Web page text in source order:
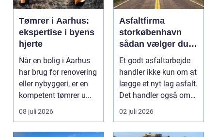
Tømrer i Aarhus:
ekspertise i byens
hjerte
Når en bolig i Aarhus
har brug for renovering
eller nybyggeri, er en
kompetent tømrer u...
08 juli 2026
Asfaltfirma
storkøbenhavn
sådan vælger du
den rette
samarbejdspartner
Et godt asfaltarbejde
handler ikke kun om at
lægge et nyt lag asfalt.
Det handler også om
planlægnin...
02 juli 2026